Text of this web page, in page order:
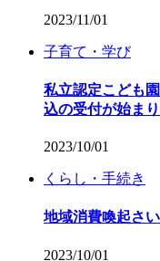
2023/11/01
子育て・学び
私立認定こども
込の受付が始ま
2023/10/01
くらし・手続き
地域消費喚起さ
2023/10/01